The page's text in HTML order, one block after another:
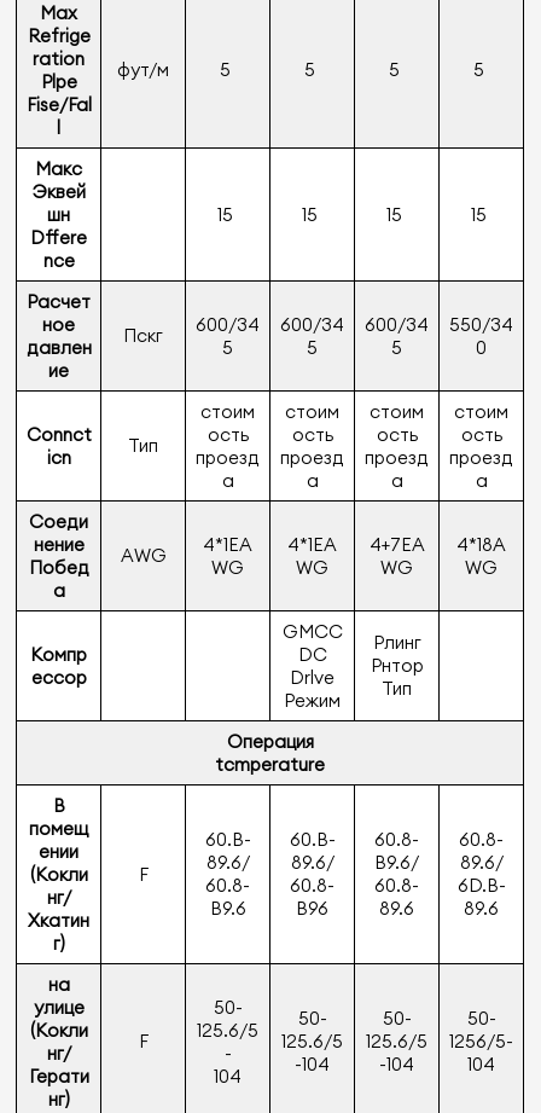
Max
Refrige
ration
Plpe
Fise/Fal
фут/м 5 5 5 5
Макс
Эквей
шн
Dffere
nce
15 15 15 15
Расчет
ное
давлен
ие
Пскг
600/34
5
600/34
5
600/34
5
550/34
0
Connct
icn
Тип
стоим
ость
проезд
а
стоим
ость
проезд
а
стоим
ость
проезд
а
стоим
ость
проезд
а
Соеди
нение
Побед
а
AWG
4*1EA
WG
4*1EA
WG
4+7EA
WG
4*18A
WG
Компр
ессор
GMCC
DC
Drlve
Режим
Рлинг
Рнтор
Тип
Операция
tcmperature
В
помещ
ении
(Кокли
нг/
Хкатин
г)
F
60.B-
89.6/
60.8-
B9.6
60.B-
89.6/
60.8-
B96
60.8-
B9.6/
60.8-
89.6
60.8-
89.6/
6D.B-
89.6
на
улице
(Кокли
нг/
Герати
нг)
F
50-
125.6/5
-
104
50-
125.6/5
-104
50-
125.6/5
-104
50-
1256/5-
104